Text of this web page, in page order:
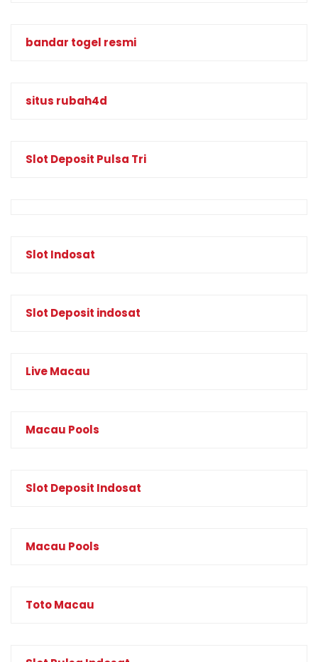
bandar togel resmi
situs rubah4d
Slot Deposit Pulsa Tri
Slot Indosat
Slot Deposit indosat
Live Macau
Macau Pools
Slot Deposit Indosat
Macau Pools
Toto Macau